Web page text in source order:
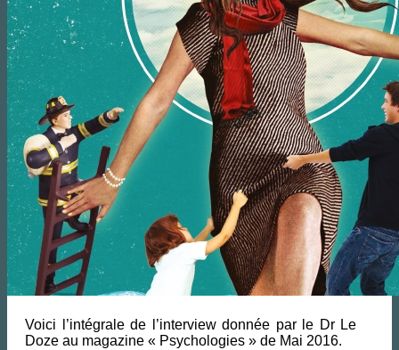
Voici l’intégrale de l’interview donnée par le Dr Le
Doze au magazine « Psychologies » de Mai 2016.